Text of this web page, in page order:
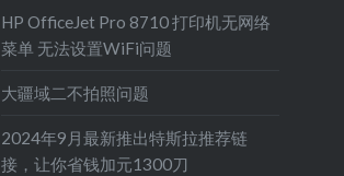
HP OfficeJet Pro 8710 打印机无网络
菜单 无法设置WiFi问题
大疆域二不拍照问题
2024年9月最新推出特斯拉推荐链
接，让你省钱加元1300刀